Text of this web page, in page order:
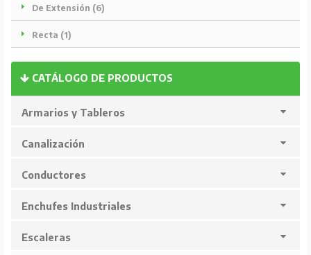
De Extensión (6)
Recta (1)
CATÁLOGO DE PRODUCTOS
Armarios y Tableros
Canalización
Conductores
Enchufes Industriales
Escaleras